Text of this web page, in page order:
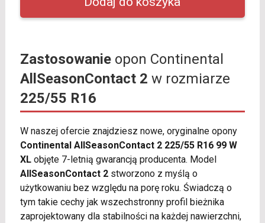
Zastosowanieopon Continental
AllSeasonContact 2 w rozmiarze
225/55 R16
W naszej ofercie znajdziesz nowe, oryginalne opony
Continental AllSeasonContact 2 225/55 R16 99 W
XLobjęte 7-letnią gwarancją producenta. Model
AllSeasonContact 2stworzono z myślą o
użytkowaniu bez względu na porę roku. Świadczą o
tym takie cechy jak wszechstronny profil bieżnika
zaprojektowany dla stabilności na każdej nawierzchni,